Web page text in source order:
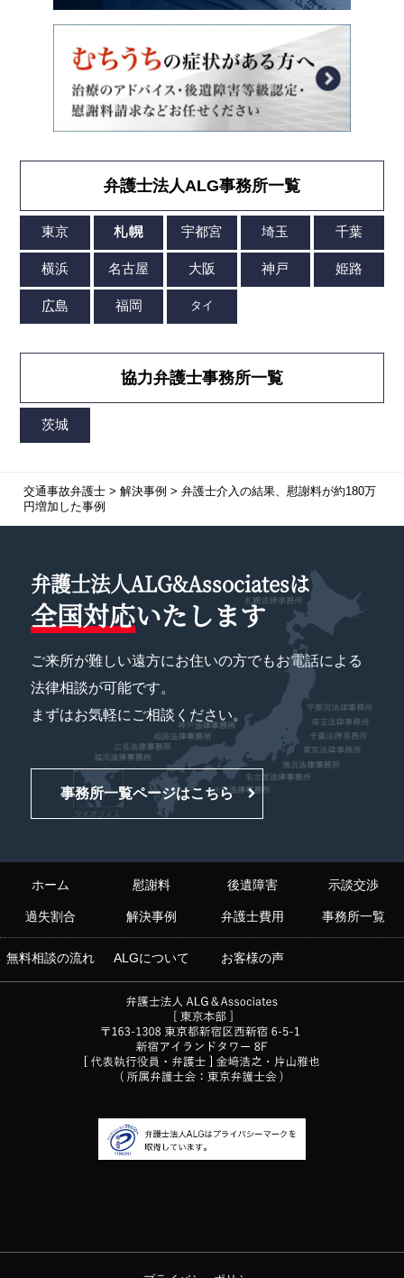
弁護士法人ALG事務所一覧
協力弁護士事務所一覧
交通事故弁護士> 解決事例 > 弁護士介入の結果、慰謝料が約180万
円増加した事例
弁護士法人ALG&Associatesは
全国対応いたします
ご来所が難しい遠方にお住いの方でもお電話による
法律相談が可能です。
まずはお気軽にご相談ください。
事務所一覧ページはこちら
ホーム 慰謝料 後遺障害 示談交渉
過失割合 解決事例 弁護士費用 事務所一覧
無料相談の流れ ALGについて お客様の声